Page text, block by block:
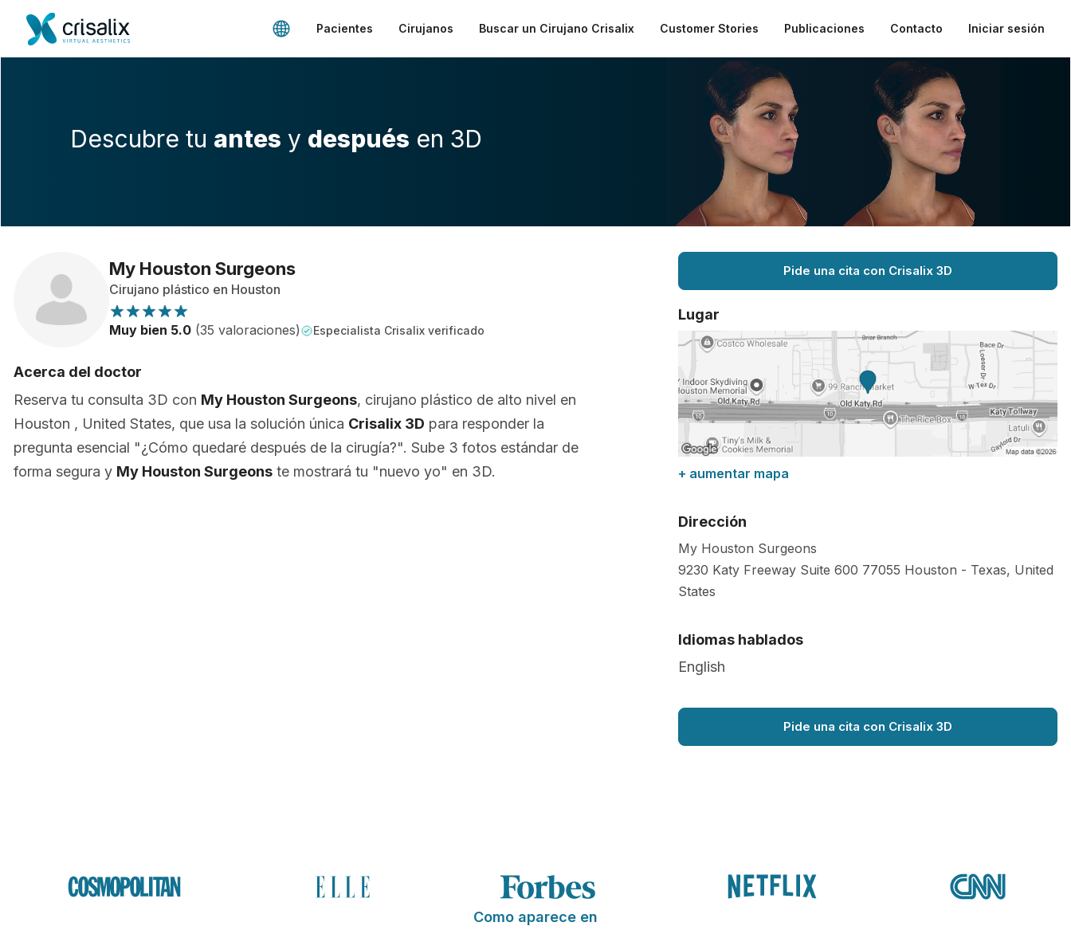
Pacientes Cirujanos Buscar un Cirujano Crisalix Customer Stories Publicaciones Contacto Iniciar sesión
Descubre tu antes y después en 3D
My Houston Surgeons
Cirujano plástico en Houston
Muy bien 5.0 (35 valoraciones) Especialista Crisalix verificado
Acerca del doctor
Reserva tu consulta 3D con My Houston Surgeons, cirujano plástico de alto nivel en
Houston , United States, que usa la solución única Crisalix 3D para responder la
pregunta esencial "¿Cómo quedaré después de la cirugía?". Sube 3 fotos estándar de
forma segura y My Houston Surgeons te mostrará tu "nuevo yo" en 3D.
Pide una cita con Crisalix 3D
Lugar
+ aumentar mapa
Dirección
My Houston Surgeons
9230 Katy Freeway Suite 600 77055 Houston - Texas, United
States
Idiomas hablados
English
Pide una cita con Crisalix 3D
Como aparece en